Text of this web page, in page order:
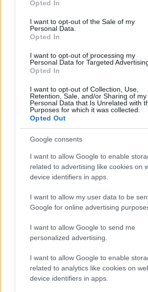
use your data for below specified
consent section.
Opted In
I want to opt-out of the Sale of my
Personal Data.
Opted In
I want to opt-out of processing my
Personal Data for Targeted
Opted In
I want to opt-out of Collection, Use,
Retention, Sale, and/or Sharing of my
Personal Data that Is Unrelated with
Purposes for which it was collected.
Opted Out
Google consents
I want to allow Google to enable
related to advertising like cookies on
device identifiers in apps.
I want to allow my user data to be
Google for online advertising
I want to allow Google to send me
personalized advertising.
I want to allow Google to enable
related to analytics like cookies on
device identifiers in apps.
Precedente
Riscaldamenti
firma l’ordinanza,
le date e la
temperatura
massima da
rispettare
le cose
Tag: Incidente Via Casilina
ARTICOLI CORRELATI
rischio la vita di una donna